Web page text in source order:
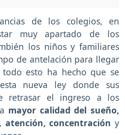
de los colegios, en
muy apartado de los
los niños y familiares
de antelación para llegar
esto ha hecho que se
nueva ley donde sus
retrasar el ingreso a los
mayor calidad del sueño,
concentración y